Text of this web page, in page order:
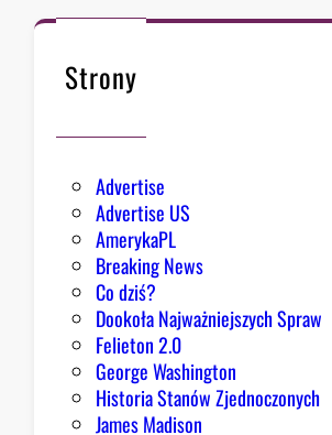
Strony
Advertise
Advertise US
AmerykaPL
Breaking News
Co dziś?
Dookoła Najważniejszych Spraw
Felieton 2.0
George Washington
Historia Stanów Zjednoczonych
James Madison